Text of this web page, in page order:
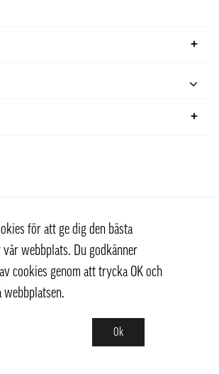
för att ge dig den bästa
vår webbplats. Du godkänner
cookies genom att trycka OK och
webbplatsen.
Ok